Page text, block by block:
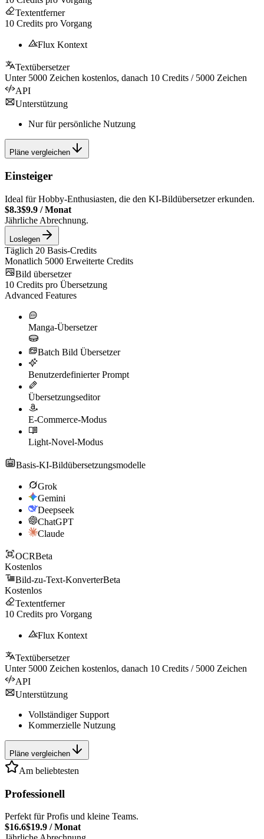
Textentferner
10 Credits pro Vorgang
Flux Kontext
Textübersetzer
Unter 5000 Zeichen kostenlos, danach 10 Credits / 5000 Zeichen
API
Unterstützung
Nur für persönliche Nutzung
Pläne vergleichen
Einsteiger
Ideal für Hobby-Enthusiasten, die den KI-Bildübersetzer erkunden.
$8.3$9.9 /Monat
Jährliche Abrechnung.
Loslegen
Täglich 20 Basis-Credits
Monatlich 5000 Erweiterte Credits
Bild übersetzer
10 Credits pro Übersetzung
Advanced Features
Manga-Übersetzer
Batch Bild Übersetzer
Benutzerdefinierter Prompt
Übersetzungseditor
E-Commerce-Modus
Light-Novel-Modus
Basis-KI-Bildübersetzungsmodelle
Grok
Gemini
Deepseek
ChatGPT
Claude
OCRBeta
Kostenlos
Bild-zu-Text-KonverterBeta
Kostenlos
Textentferner
10 Credits pro Vorgang
Flux Kontext
Textübersetzer
Unter 5000 Zeichen kostenlos, danach 10 Credits / 5000 Zeichen
API
Unterstützung
Vollständiger Support
Kommerzielle Nutzung
Pläne vergleichen
Am beliebtesten
Professionell
Perfekt für Profis und kleine Teams.
$16.6$19.9 /Monat